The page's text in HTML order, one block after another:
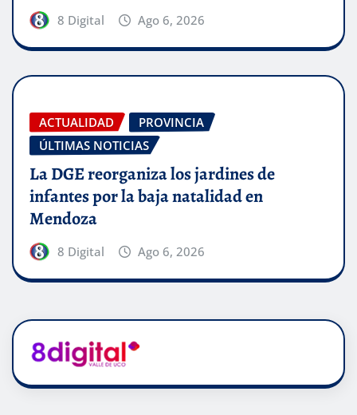
8 Digital Ago 6, 2026
ACTUALIDAD
PROVINCIA
ÚLTIMAS NOTICIAS
La DGE reorganiza los jardines de
infantes por la baja natalidad en
Mendoza
8 Digital Ago 6, 2026